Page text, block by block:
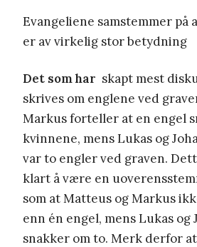
Evangeliene samstemmer på
er av virkelig stor betydning
Det som har skapt mest
skrives om englene ved
Markus forteller at en engel
kvinnene, mens Lukas og
var to engler ved graven.
klart å være en
som at Matteus og Markus
enn én engel, mens Lukas og
snakker om to. Merk derfor